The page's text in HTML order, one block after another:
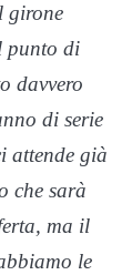
girone
punto di
davvero
di serie
attende già
che sarà
ma il
le